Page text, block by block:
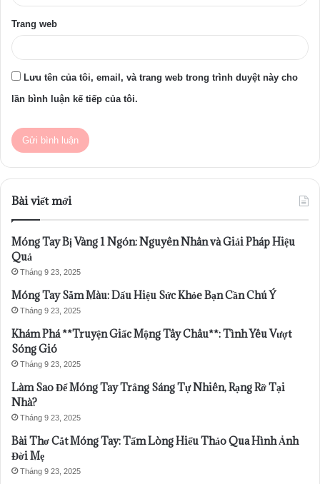
Trang web
Lưu tên của tôi, email, và trang web trong trình duyệt này cho
lần bình luận kế tiếp của tôi.
Bài viết mới
Móng Tay Bị Vàng 1 Ngón: Nguyên Nhân và Giải Pháp Hiệu
Quả
Tháng 9 23, 2025
Móng Tay Sẫm Màu: Dấu Hiệu Sức Khỏe Bạn Cần Chú Ý
Tháng 9 23, 2025
Khám Phá **Truyện Giấc Mộng Tây Châu**: Tình Yêu Vượt
Sóng Gió
Tháng 9 23, 2025
Làm Sao Để Móng Tay Trắng Sáng Tự Nhiên, Rạng Rỡ Tại
Nhà?
Tháng 9 23, 2025
Bài Thơ Cắt Móng Tay: Tấm Lòng Hiếu Thảo Qua Hình Ảnh
Đời Mẹ
Tháng 9 23, 2025